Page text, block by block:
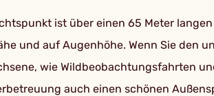
ist über einen 65 Meter
und auf Augenhöhe. Wenn Sie den
wie Wildbeobachtungsfahrten
auch einen schönen